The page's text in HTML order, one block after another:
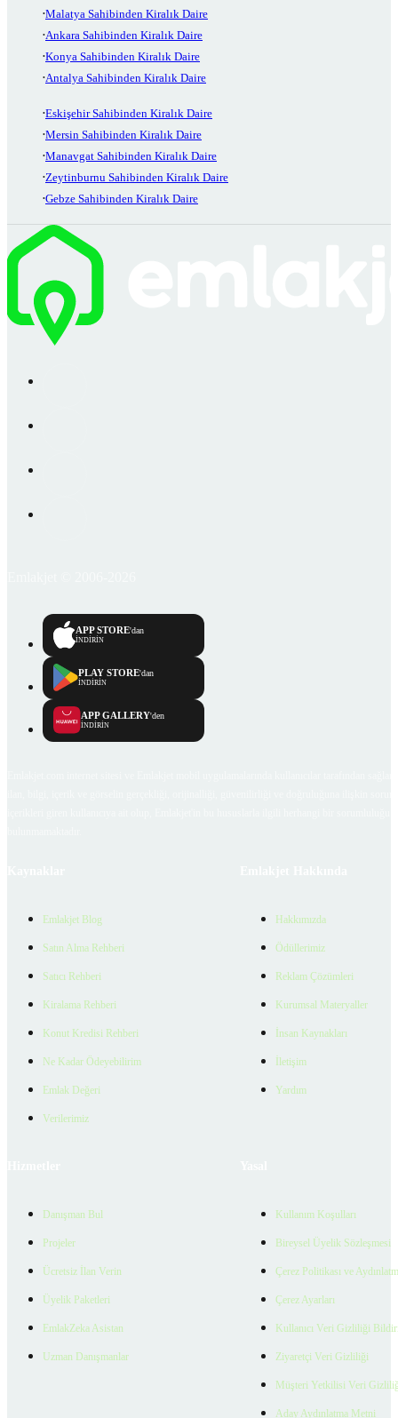
Malatya Sahibinden Kiralık Daire
Ankara Sahibinden Kiralık Daire
Konya Sahibinden Kiralık Daire
Antalya Sahibinden Kiralık Daire
Eskişehir Sahibinden Kiralık Daire
Mersin Sahibinden Kiralık Daire
Manavgat Sahibinden Kiralık Daire
Zeytinburnu Sahibinden Kiralık Daire
Gebze Sahibinden Kiralık Daire
APP STORE'dan
İNDİRİN
PLAY STORE'dan
İNDİRİN
APP GALLERY'den
İNDİRİN
Emlakjet Blog
Satın Alma Rehberi
Satıcı Rehberi
Kiralama Rehberi
Konut Kredisi Rehberi
Ne Kadar Ödeyebilirim
Emlak Değeri
Verilerimiz
Hakkımızda
Ödüllerimiz
Reklam Çözümleri
Kurumsal Materyaller
İnsan Kaynakları
İletişim
Yardım
Danışman Bul
Projeler
Ücretsiz İlan Verin
Üyelik Paketleri
EmlakZeka Asistan
Uzman Danışmanlar
Kullanım Koşulları
Bireysel Üyelik Sözleşmesi
Çerez Politikası ve
Çerez Ayarları
Kullanıcı Veri Gizliliği
Ziyaretçi Veri Gizliliği
Müşteri Yetkilisi Veri
Aday Aydınlatma Metni